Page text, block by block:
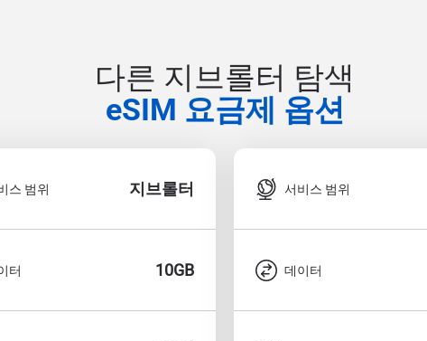
다른 지브롤터 탐색
eSIM 요금제 옵션
스 범위 지브롤터
터 10GB
서비스 범위
데이터